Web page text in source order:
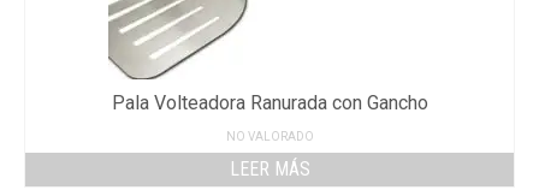
Pala Volteadora Ranurada con Gancho
NO VALORADO
LEER MÁS